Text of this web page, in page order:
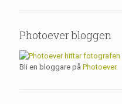
Photoever bloggen
Bli en bloggare på Photoever.